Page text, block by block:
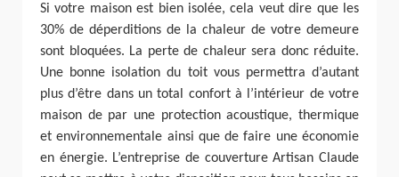
Si votre maison est bien isolée, cela veut dire que les
30% de déperditions de la chaleur de votre demeure
sont bloquées. La perte de chaleur sera donc réduite.
Une bonne isolation du toit vous permettra d’autant
plus d’être dans un total confort à l’intérieur de votre
maison de par une protection acoustique, thermique
et environnementale ainsi que de faire une économie
en énergie. L’entreprise de couverture Artisan Claude